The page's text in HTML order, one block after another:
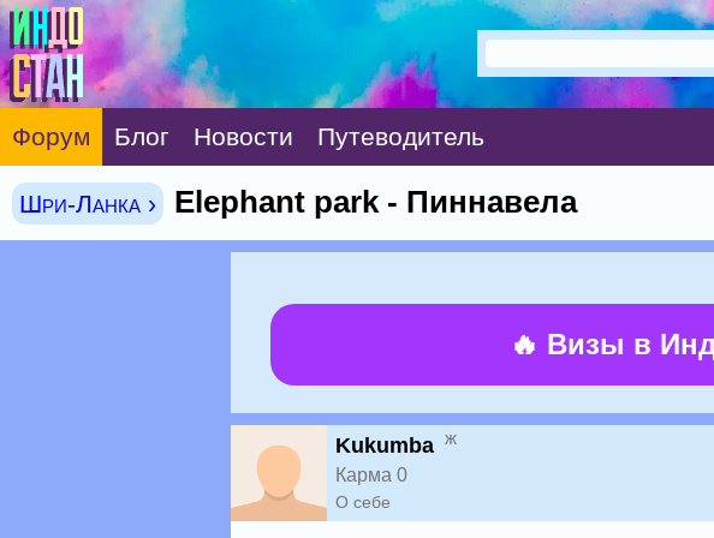
Форум Блог Новости Путеводитель
Шри-Ланка › Elephant park - Пиннавела
🔥 Визы в
Kukumba ж
Карма 0
О себе